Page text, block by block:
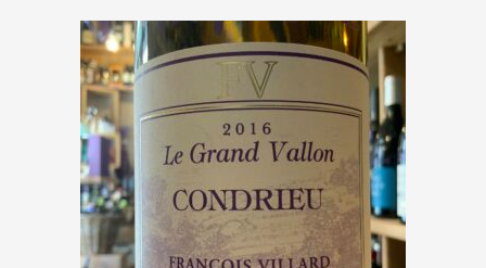
François Villard « Le Grand
Vallon » 2016